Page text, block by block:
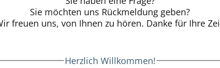
Sie möchten uns Rückmeldung geben?
freuen uns, von Ihnen zu hören. Danke für Ihre
Herzlich Willkommen!